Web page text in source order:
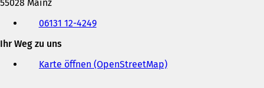
55028 Mainz
Fax
E-
Adresse
06131 12-4249
Ihr Weg zu uns
Karte öffnen (OpenStreetMap)(